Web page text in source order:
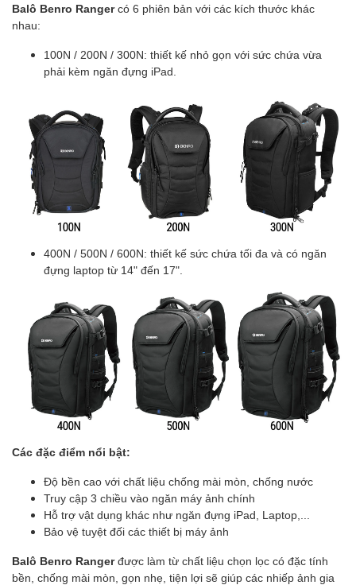
Balô Benro Rangercó 6 phiên bản với các kích thước khác
nhau:
100N / 200N / 300N: thiết kế nhỏ gọn với sức chứa vừa
phải kèm ngăn đựng iPad.
400N / 500N / 600N: thiết kế sức chứa tối đa và có ngăn
đựng laptop từ 14" đến 17".
Các đặc điểm nổi bật:
Độ bền cao với chất liệu chống mài mòn, chống nước
Truy cập 3 chiều vào ngăn máy ảnh chính
Hỗ trợ vật dụng khác như ngăn đựng iPad, Laptop,...
Bảo vệ tuyệt đối các thiết bị máy ảnh
Balô Benro Rangerđược làm từ chất liệu chọn lọc có đặc tính
bền, chống mài mòn, gọn nhẹ, tiện lợi sẽ giúp các nhiếp ảnh gia